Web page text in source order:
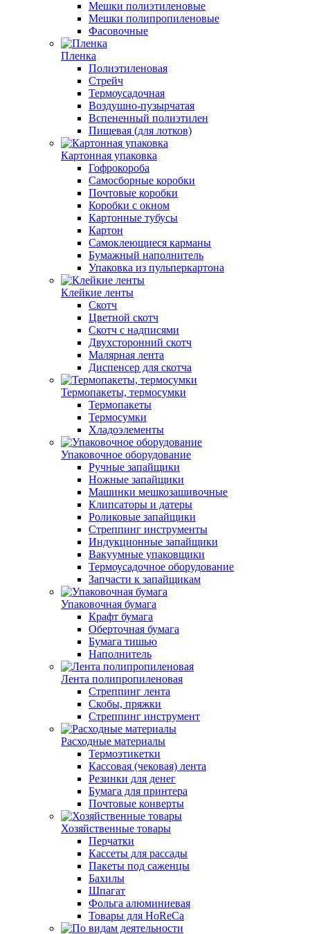
Мешки полиэтиленовые
Мешки полипропиленовые
Фасовочные
Пленка
Полиэтиленовая
Стрейч
Термоусадочная
Воздушно-пузырчатая
Вспененный полиэтилен
Пищевая (для лотков)
Картонная упаковка
Гофрокороба
Самосборные коробки
Почтовые коробки
Коробки с окном
Картонные тубусы
Картон
Самоклеющиеся карманы
Бумажный наполнитель
Упаковка из пульперкартона
Клейкие ленты
Скотч
Цветной скотч
Скотч с надписями
Двухсторонний скотч
Малярная лента
Диспенсер для скотча
Термопакеты, термосумки
Термопакеты
Термосумки
Хладоэлементы
Упаковочное оборудование
Ручные запайщики
Ножные запайщики
Машинки мешкозашивочные
Клипсаторы и датеры
Роликовые запайщики
Стреппинг инструменты
Индукционные запайщики
Вакуумные упаковщики
Термоусадочное оборудование
Запчасти к запайщикам
Упаковочная бумага
Крафт бумага
Оберточная бумага
Бумага тишью
Наполнитель
Лента полипропиленовая
Стреппинг лента
Скобы, пряжки
Стреппинг инструмент
Расходные материалы
Термоэтикетки
Кассовая (чековая) лента
Резинки для денег
Бумага для принтера
Почтовые конверты
Хозяйственные товары
Перчатки
Кассеты для рассады
Пакеты под саженцы
Бахилы
Шпагат
Фольга алюминиевая
Товары для HoReCa